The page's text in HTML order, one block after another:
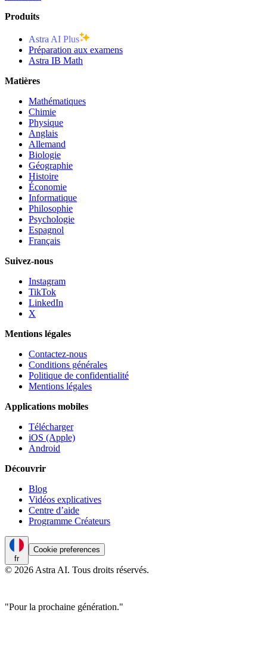
Produits
Astra AI Plus
Préparation aux examens
Astra IB Math
Matières
Mathématiques
Chimie
Physique
Anglais
Allemand
Biologie
Géographie
Histoire
Économie
Informatique
Philosophie
Psychologie
Espagnol
Français
Suivez-nous
Instagram
TikTok
LinkedIn
X
Mentions légales
Contactez-nous
Conditions générales
Politique de confidentialité
Mentions légales
Applications mobiles
Télécharger
iOS (Apple)
Android
Découvrir
Blog
Vidéos explicatives
Centre d’aide
Programme Créateurs
fr
Cookie preferences
© 2026 Astra AI. Tous droits réservés.
"Pour la prochaine génération."